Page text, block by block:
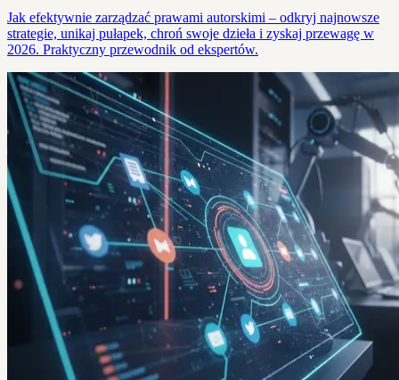
Jak efektywnie zarządzać prawami autorskimi – odkryj najnowsze
strategie, unikaj pułapek, chroń swoje dzieła i zyskaj przewagę w
2026. Praktyczny przewodnik od ekspertów.